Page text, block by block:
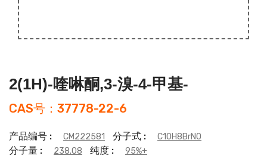
2(1H)-喹啉酮,3-溴-4-甲基-
CAS号：37778-22-6
产品编号 : CM222581 分子式 : C10H8BrNO
分子量 : 238.08 纯度 : 95%+